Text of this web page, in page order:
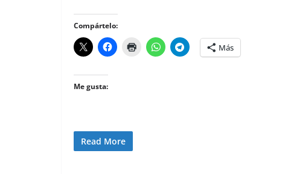
Compártelo:
Más
Me gusta:
Read More